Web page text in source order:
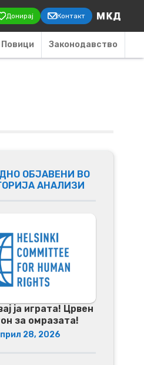
Донирај Контакт
Повици Законодавство
ОБЈАВЕНИ ВО
АНАЛИЗИ
ја играта! Црвен
за омразата!
28, 2026